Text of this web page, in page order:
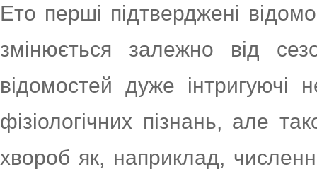
Ето перші підтверджені
змінюється залежно від
відомостей дуже інтригуючі
фізіологічних пізнань, але
хвороб як, наприклад,